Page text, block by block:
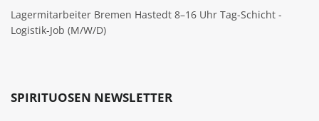
Lagermitarbeiter Bremen Hastedt 8–16 Uhr Tag-Schicht -
Logistik-Job (M/W/D)
SPIRITUOSEN NEWSLETTER